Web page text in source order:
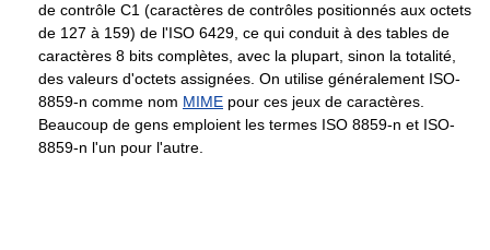
de contrôle C1 (caractères de contrôles positionnés aux octets
de 127 à 159) de l'ISO 6429, ce qui conduit à des tables de
caractères 8 bits complètes, avec la plupart, sinon la totalité,
des valeurs d'octets assignées. On utilise généralement ISO-
8859-n comme nom MIME pour ces jeux de caractères.
Beaucoup de gens emploient les termes ISO 8859-n et ISO-
8859-n l'un pour l'autre.